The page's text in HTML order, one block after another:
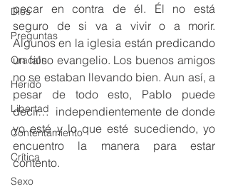
Dios
Preguntas
Oración
Herido
Libertad
Contentamiento
Crítica
Sexo
pecar en contra de él. Él no está
seguro de si va a vivir o a morir.
Algunos en la iglesia están predicando
un falso evangelio. Los buenos amigos
no se estaban llevando bien. Aun así, a
pesar de todo esto, Pablo puede
decir…  independientemente de donde
yo esté y lo que esté sucediendo, yo
encuentro la manera para estar
contento.